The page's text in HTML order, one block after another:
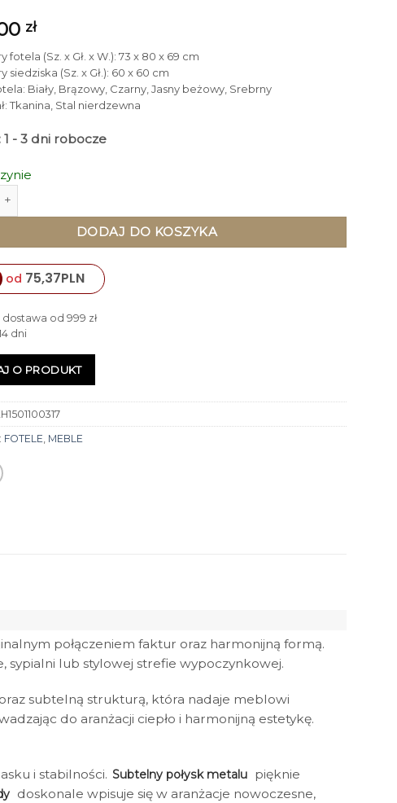
zł
fotela (Sz. x Gł. x W.): 73 x 80 x 69 cm
siedziska (Sz. x Gł.): 60 x 60 cm
Biały, Brązowy, Czarny, Jasny beżowy, Srebrny
Tkanina, Stal nierdzewna
1 - 3 dni robocze
Low Teddy okrągły z siedziskiem tapicerowanym melanżową
DODAJ DO KOSZYKA
od 75,37PLN
dostawa od 999 zł
dni
O PRODUKT
FOTELE MEBLE
połączeniem faktur oraz harmonijną formą.
sypialni lub stylowej strefie wypoczynkowej.
subtelną strukturą, która nadaje meblowi
do aranżacji ciepło i harmonijną estetykę.
i stabilności. Subtelny połysk metalu pięknie
doskonale wpisuje się w aranżacje nowoczesne,